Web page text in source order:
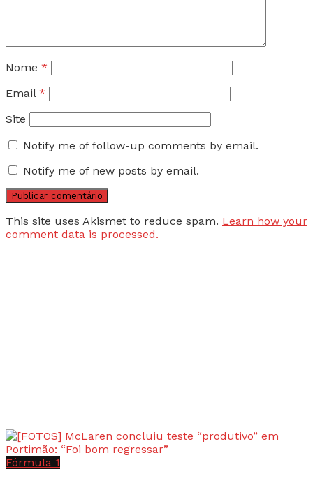
Nome *
Email *
Site
Notify me of follow-up comments by email.
Notify me of new posts by email.
This site uses Akismet to reduce spam. Learn how your
comment data is processed.
Fórmula 1